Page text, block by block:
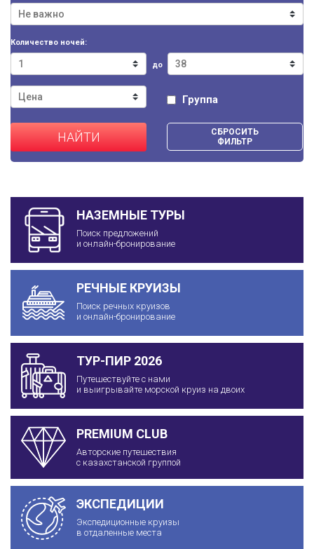
Количество ночей:
до
Группа
НАЙТИ
СБРОСИТЬ
ФИЛЬТР
НАЗЕМНЫЕ ТУРЫ
Поиск предложений
и онлайн-бронирование
РЕЧНЫЕ КРУИЗЫ
Поиск речных круизов
и онлайн-бронирование
ТУР-ПИР 2026
Путешествуйте с нами
и выигрывайте морской круиз на двоих
PREMIUM CLUB
Авторские путешествия
с казахстанской группой
ЭКСПЕДИЦИИ
Экспедиционные круизы
в отдаленные места